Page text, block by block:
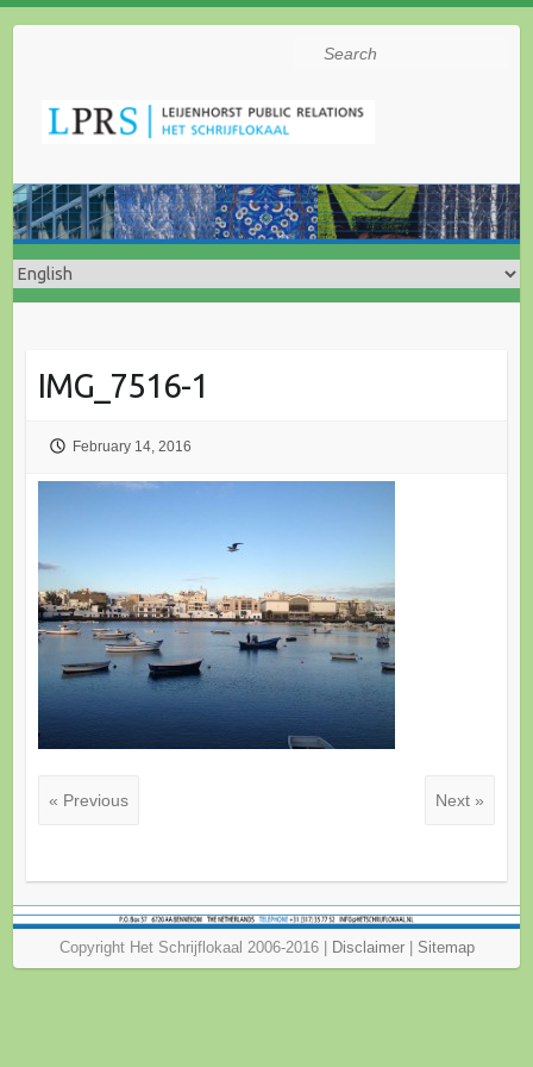
Search
IMG_7516-1
February 14, 2016
« Previous Next »
Copyright Het Schrijflokaal 2006-2016 | Disclaimer| Sitemap